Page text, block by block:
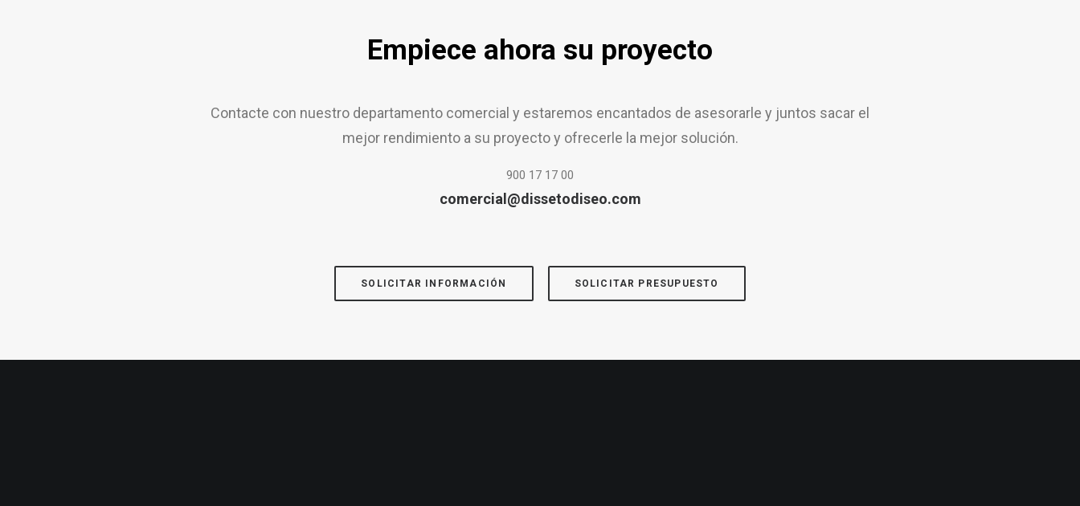
Empiece ahora su proyecto
Contacte con nuestro departamento comercial y estaremos encantados de asesorarle y juntos sacar el
mejor rendimiento a su proyecto y ofrecerle la mejor solución.
900 17 17 00
comercial@dissetodiseo.com
SOLICITAR INFORMACIÓN SOLICITAR PRESUPUESTO